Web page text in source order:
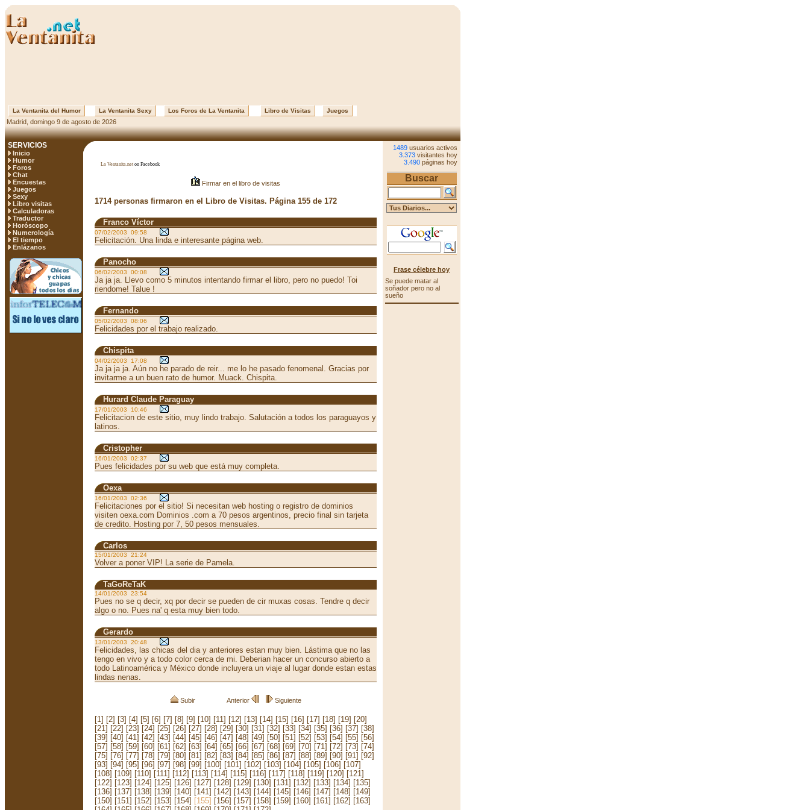
La Ventanita del Humor La Ventanita Sexy Los Foros de La Ventanita Libro de Visitas Juegos
Madrid, domingo 9 de agosto de 2026
SERVICIOS
Inicio
Humor
Foros
Chat
Encuestas
Juegos
Sexy
Libro visitas
Calculadoras
Traductor
Horóscopo
Numerología
El tiempo
Enlázanos
La Ventanita.net on Facebook
Firmar en el libro de visitas
1714 personas firmaron en el Libro de Visitas. Página 155 de 172
Franco Víctor
07/02/2003 09:58
Felicitación. Una linda e interesante página web.
Panocho
06/02/2003 00:08
Ja ja ja. Llevo como 5 minutos intentando firmar el libro, pero no puedo! Toi
riendome! Talue !
Fernando
05/02/2003 08:06
Felicidades por el trabajo realizado.
Chispita
04/02/2003 17:08
Ja ja ja ja. Aún no he parado de reir... me lo he pasado fenomenal. Gracias por
invitarme a un buen rato de humor. Muack. Chispita.
Hurard Claude Paraguay
17/01/2003 10:46
Felicitacion de este sitio, muy lindo trabajo. Salutación a todos los paraguayos y
latinos.
Cristopher
16/01/2003 02:37
Pues felicidades por su web que está muy completa.
Oexa
16/01/2003 02:36
Felicitaciones por el sitio! Si necesitan web hosting o registro de dominios
visiten oexa.com Dominios .com a 70 pesos argentinos, precio final sin tarjeta
de credito. Hosting por 7, 50 pesos mensuales.
Carlos
15/01/2003 21:24
Volver a poner VIP! La serie de Pamela.
TaGoReTaK
14/01/2003 23:54
Pues no se q decir, xq por decir se pueden de cir muxas cosas. Tendre q decir
algo o no. Pues na' q esta muy bien todo.
Gerardo
13/01/2003 20:48
Felicidades, las chicas del dia y anteriores estan muy bien. Lástima que no las
tengo en vivo y a todo color cerca de mi. Deberian hacer un concurso abierto a
todo Latinoamérica y México donde incluyera un viaje al lugar donde estan estas
lindas nenas.
Subir Anterior Siguiente
[1] [2] [3] [4] [5] [6] [7] [8] [9] [10] [11] [12] [13] [14] [15] [16] [17] [18] [19] [20]
[21] [22] [23] [24] [25] [26] [27] [28] [29] [30] [31] [32] [33] [34] [35] [36] [37] [38]
[39] [40] [41] [42] [43] [44] [45] [46] [47] [48] [49] [50] [51] [52] [53] [54] [55] [56]
[57] [58] [59] [60] [61] [62] [63] [64] [65] [66] [67] [68] [69] [70] [71] [72] [73] [74]
[75] [76] [77] [78] [79] [80] [81] [82] [83] [84] [85] [86] [87] [88] [89] [90] [91] [92]
[93] [94] [95] [96] [97] [98] [99] [100] [101] [102] [103] [104] [105] [106] [107]
[108] [109] [110] [111] [112] [113] [114] [115] [116] [117] [118] [119] [120] [121]
[122] [123] [124] [125] [126] [127] [128] [129] [130] [131] [132] [133] [134] [135]
[136] [137] [138] [139] [140] [141] [142] [143] [144] [145] [146] [147] [148] [149]
[150] [151] [152] [153] [154] [155] [156] [157] [158] [159] [160] [161] [162] [163]
1489 usuarios activos
3.373 visitantes hoy
3.490 páginas hoy
Buscar
Frase célebre hoy
Se puede matar al
soñador pero no al
sueño